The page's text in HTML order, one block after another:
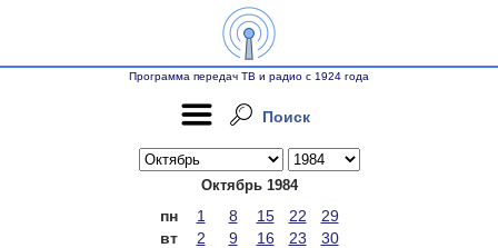
Программа передач ТВ и радио с 1924 года
Поиск
Октябрь 1984
пн 1 8 15 22
29
вт
2 9 16 23
30